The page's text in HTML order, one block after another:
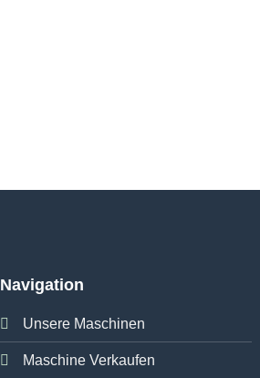
Navigation
Unsere Maschinen
Maschine Verkaufen